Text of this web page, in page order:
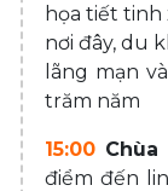
họa tiết tinh
nơi đây, du
lãng mạn
trăm năm
15:00
điểm đến